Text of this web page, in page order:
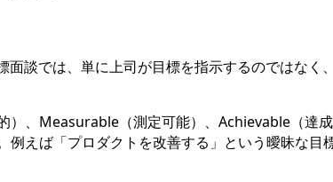
談では、単に上司が目標を指示するのではなく
）、Measurable（測定可能）、Achievable（達
えば「プロダクトを改善する」という曖昧な目